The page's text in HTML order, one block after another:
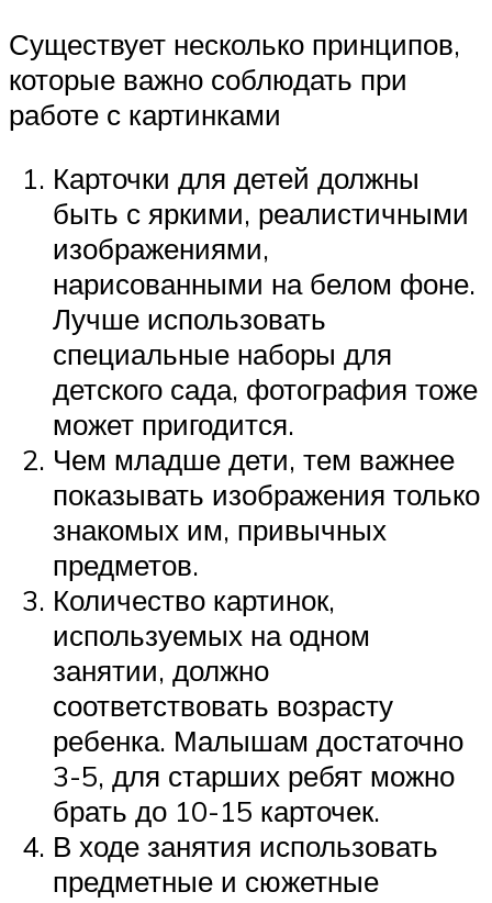
Существует несколько принципов,
которые важно соблюдать при
работе с картинками
Карточки для детей должны
быть с яркими, реалистичными
изображениями,
нарисованными на белом фоне.
Лучше использовать
специальные наборы для
детского сада, фотография тоже
может пригодится.
Чем младше дети, тем важнее
показывать изображения только
знакомых им, привычных
предметов.
Количество картинок,
используемых на одном
занятии, должно
соответствовать возрасту
ребенка. Малышам достаточно
3-5, для старших ребят можно
брать до 10-15 карточек.
В ходе занятия использовать
предметные и сюжетные